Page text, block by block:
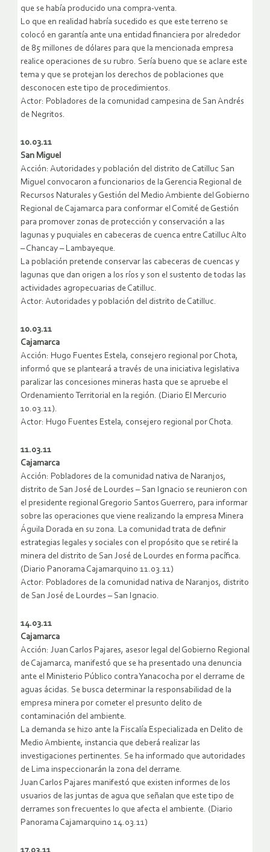
que se había producido una compra-venta.
Lo que en realidad habría sucedido es que este terreno se
colocó en garantía ante una entidad financiera por alrededor
de 85 millones de dólares para que la mencionada empresa
realice operaciones de su rubro. Sería bueno que se aclare este
tema y que se protejan los derechos de poblaciones que
desconocen este tipo de procedimientos.
Actor: Pobladores de la comunidad campesina de San Andrés
de Negritos.
10.03.11
San Miguel
Acción: Autoridades y población del distrito de Catilluc San
Miguel convocaron a funcionarios de la Gerencia Regional de
Recursos Naturales y Gestión del Medio Ambiente del Gobierno
Regional de Cajamarca para conformar el Comité de Gestión
para promover zonas de protección y conservación a las
lagunas y puquiales en cabeceras de cuenca entre Catilluc Alto
– Chancay – Lambayeque.
La población pretende conservar las cabeceras de cuencas y
lagunas que dan origen a los ríos y son el sustento de todas las
actividades agropecuarias de Catilluc.
Actor: Autoridades y población del distrito de Catilluc.
10.03.11
Cajamarca
Acción: Hugo Fuentes Estela, consejero regional por Chota,
informó que se planteará a través de una iniciativa legislativa
paralizar las concesiones mineras hasta que se apruebe el
Ordenamiento Territorial en la región. (Diario El Mercurio
10.03.11).
Actor: Hugo Fuentes Estela, consejero regional por Chota.
11.03.11
Cajamarca
Acción: Pobladores de la comunidad nativa de Naranjos,
distrito de San José de Lourdes – San Ignacio se reunieron con
el presidente regional Gregorio Santos Guerrero, para informar
sobre las operaciones que viene realizando la empresa Minera
Águila Dorada en su zona. La comunidad trata de definir
estrategias legales y sociales con el propósito que se retiré la
minera del distrito de San José de Lourdes en forma pacífica.
(Diario Panorama Cajamarquino 11.03.11)
Actor: Pobladores de la comunidad nativa de Naranjos, distrito
de San José de Lourdes – San Ignacio.
14.03.11
Cajamarca
Acción: Juan Carlos Pajares, asesor legal del Gobierno Regional
de Cajamarca, manifestó que se ha presentado una denuncia
ante el Ministerio Público contra Yanacocha por el derrame de
aguas ácidas. Se busca determinar la responsabilidad de la
empresa minera por cometer el presunto delito de
contaminación del ambiente.
La demanda se hizo ante la Fiscalía Especializada en Delito de
Medio Ambiente, instancia que deberá realizar las
investigaciones pertinentes. Se ha informado que autoridades
de Lima inspeccionarán la zona del derrame.
Juan Carlos Pajares manifestó que existen informes de los
usuarios de las juntas de agua que señalan que este tipo de
derrames son frecuentes lo que afecta el ambiente. (Diario
Panorama Cajamarquino 14.03.11)